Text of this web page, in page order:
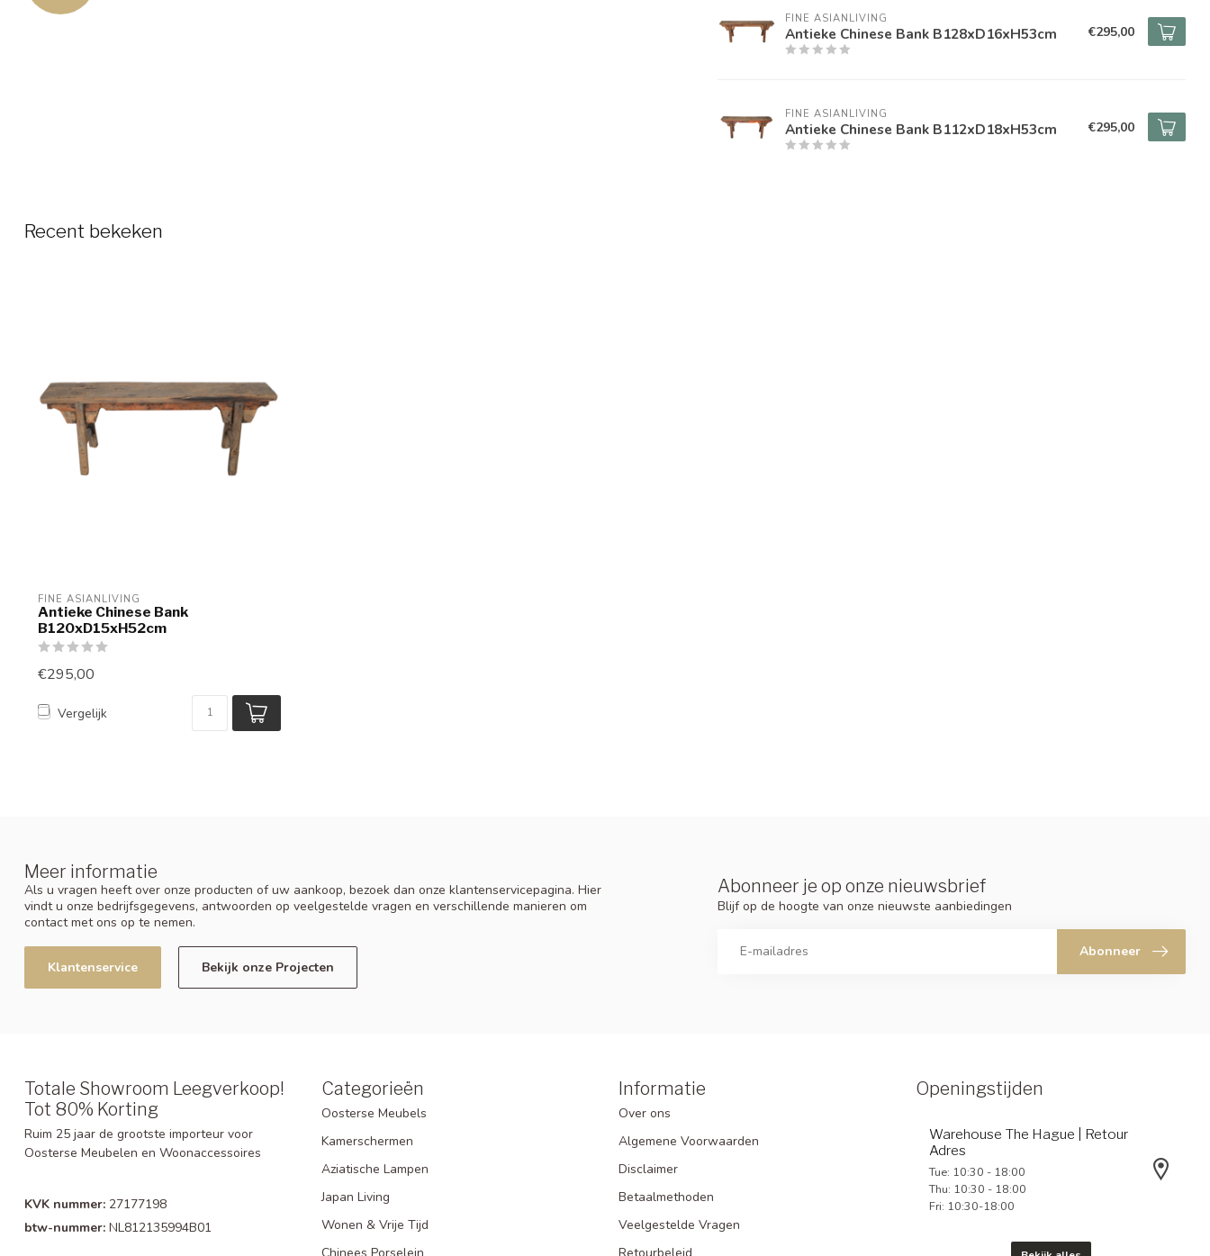
FINE ASIANLIVING
Antieke Chinese Bank B128xD16xH53cm €295,00
FINE ASIANLIVING
Antieke Chinese Bank B112xD18xH53cm €295,00
Recent bekeken
FINE ASIANLIVING
Antieke Chinese Bank
B120xD15xH52cm
€295,00
Vergelijk
Meer informatie
Als u vragen heeft over onze producten of uw aankoop, bezoek dan onze klantenservicepagina. Hier
vindt u onze bedrijfsgegevens, antwoorden op veelgestelde vragen en verschillende manieren om
contact met ons op te nemen.
Klantenservice Bekijk onze Projecten
Abonneer je op onze nieuwsbrief
Blijf op de hoogte van onze nieuwste aanbiedingen
Abonneer
Totale Showroom Leegverkoop!
Tot 80% Korting
Ruim 25 jaar de grootste importeur voor
Oosterse Meubelen en Woonaccessoires
KVK nummer: 27177198
btw-nummer: NL812135994B01
Categorieën
Oosterse Meubels
Kamerschermen
Aziatische Lampen
Japan Living
Wonen & Vrije Tijd
Informatie
Over ons
Algemene Voorwaarden
Disclaimer
Betaalmethoden
Veelgestelde Vragen
Openingstijden
Warehouse The Hague | Retour
Adres
Tue: 10:30 - 18:00
Thu: 10:30 - 18:00
Fri: 10:30-18:00